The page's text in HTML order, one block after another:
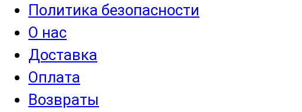
Политика безопасности
О нас
Доставка
Оплата
Возвраты